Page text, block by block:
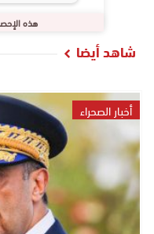
هذه
شاهد أيضا
أخبار الصحراء